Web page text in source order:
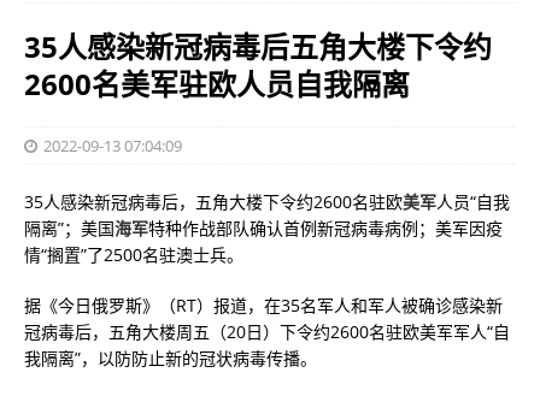
35人感染新冠病毒后五角大楼下令约
2600名美军驻欧人员自我隔离
2022-09-13 07:04:09
35人感染新冠病毒后，五角大楼下令约2600名驻欧美军人员“自我
隔离”；美国海军特种作战部队确认首例新冠病毒病例；美军因疫
情“搁置”了2500名驻澳士兵。
据《今日俄罗斯》（RT）报道，在35名军人和军人被确诊感染新
冠病毒后，五角大楼周五（20日）下令约2600名驻欧美军军人“自
我隔离”，以防防止新的冠状病毒传播。